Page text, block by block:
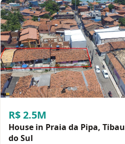
R$ 2.5M
House in Praia da Pipa, Tibau
do Sul